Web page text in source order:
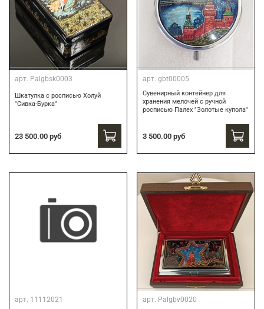
арт. Palgbsk0003
Шкатулка с росписью Холуй
"Сивка-Бурка"
23 500.00 руб
арт. gbt00005
Сувенирный контейнер для
хранения мелочей с ручной
росписью Палех "Золотые купола"
3 500.00 руб
арт. 11112021 арт. Palgbv0020